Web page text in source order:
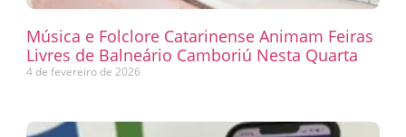
Música e Folclore Catarinense Animam Feiras
Livres de Balneário Camboriú Nesta Quarta
4 de fevereiro de 2026